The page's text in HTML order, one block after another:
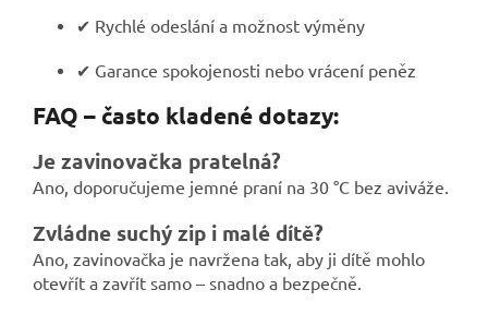
✔ Rychlé odeslání a možnost výměny
✔ Garance spokojenosti nebo vrácení peněz
FAQ – často kladené dotazy:
Je zavinovačka pratelná?
Ano, doporučujeme jemné praní na 30 °C bez aviváže.
Zvládne suchý zip i malé dítě?
Ano, zavinovačka je navržena tak, aby ji dítě mohlo
otevřít a zavřít samo – snadno a bezpečně.